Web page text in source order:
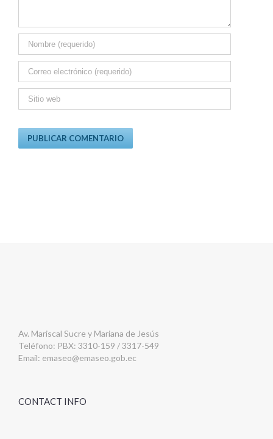
Av. Mariscal Sucre y Mariana de Jesús
Teléfono: PBX: 3310-159 / 3317-549
Email: emaseo@emaseo.gob.ec
CONTACT INFO